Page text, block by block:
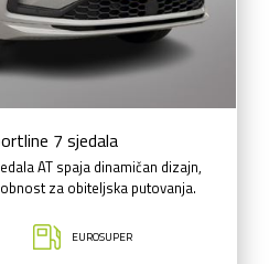
7 sjedala
AT spaja dinamičan dizajn,
za obiteljska putovanja.
EUROSUPER